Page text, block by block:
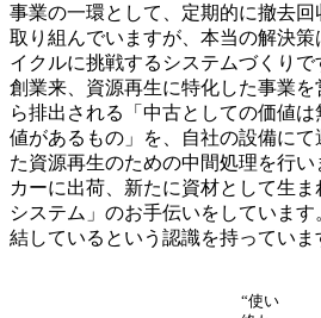
事業の一環として、定期的に撤去
取り組んでいますが、本当の解決
イクルに挑戦するシステムづくりで
創業来、資源再生に特化した事業
ら排出される「中古としての価値
値があるもの」を、自社の設備に
た資源再生のための中間処理を行
カーに出荷、新たに資材として生
システム」のお手伝いをしています
結しているという認識を持っていま
“使い